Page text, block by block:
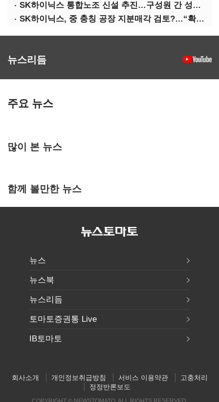
SK하이닉스 통합노조 신설 추진…구성원 간 성과급 불만 확산
SK하이닉스, 중 충칭 공장 지분매각 검토?…“확정된 바 없어”
뉴스리듬
주요 뉴스
많이 본 뉴스
함께 볼만한 뉴스
뉴스
뉴스북
뉴스리듬
토마토증권통 Live
IB토마토
회사소개 개인정보취급방침 서비스 이용약관
고충처리
정정반론보도